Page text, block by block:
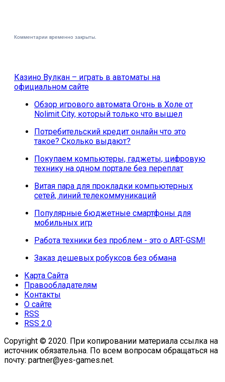
Комментарии временно закрыты.
Казино Вулкан – играть в автоматы на
официальном сайте
Обзор игрового автомата Огонь в Холе от
Nolimit City, который только что вышел
Потребительский кредит онлайн что это
такое? Сколько выдают?
Покупаем компьютеры, гаджеты, цифровую
технику на одном портале без переплат
Витая пара для прокладки компьютерных
сетей, линий телекоммуникаций
Популярные бюджетные смартфоны для
мобильных игр
Работа техники без проблем - это о ART-GSM!
Заказ дешевых робуксов без обмана
Карта Сайта
Правообладателям
Контакты
О сайте
RSS
RSS 2.0
Copyright © 2020. При копировании материала ссылка на
источник обязательна. По всем вопросам обращаться на
почту: partner@yes-games.net.